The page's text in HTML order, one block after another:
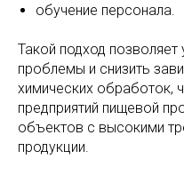
обучение персонала.
Такой подход позволяет
проблемы и снизить
химических обработок,
предприятий пищевой
объектов с высокими
продукции.